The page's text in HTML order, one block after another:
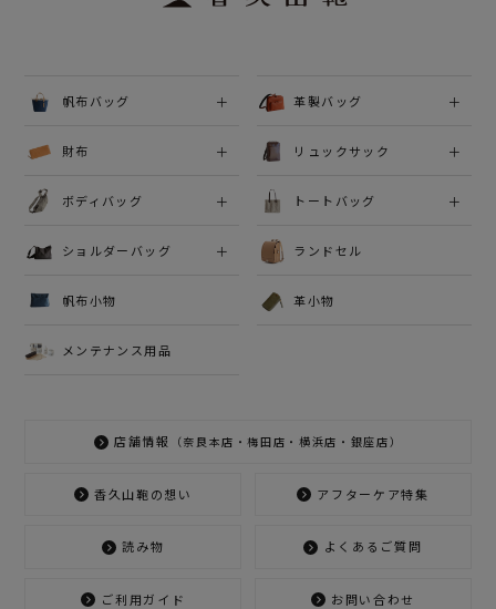
帆布バッグ 革製バッグ
財布 リュックサック
ボディバッグ トートバッグ
ショルダーバッグ ランドセル
帆布小物
メンテナンス用品
革小物
店舗情報 （奈良本店・梅田店・横浜店・銀座店）
香久山鞄の想い アフターケア特集
読み物 よくあるご質問
ご利用ガイド お問い合わせ